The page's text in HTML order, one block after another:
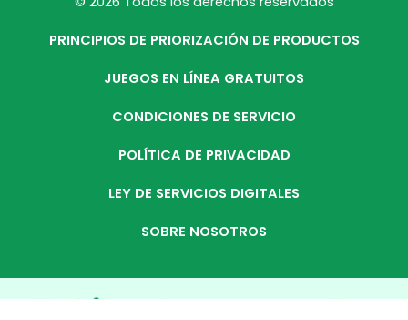
PRINCIPIOS DE PRIORIZACIÓN DE PRODUCTOS
JUEGOS EN LÍNEA GRATUITOS
CONDICIONES DE SERVICIO
POLÍTICA DE PRIVACIDAD
LEY DE SERVICIOS DIGITALES
SOBRE NOSOTROS